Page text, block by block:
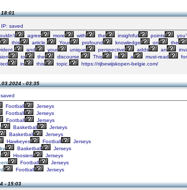
18:01
IP: saved
agree more with the insightful points
this article. Your profound knowledge on the
and your unique perspective adds an
to the discourse. This is a must-read for
in this topic. https://rijbewijskopen-belgie.com/
- 03:35
Football
Jerseys
Football
Jerseys
Football
Jerseys
Basketball
Jerseys
Basketball
Jerseys
Hawkeyes Football
Jerseys
Basketball
Jerseys
Hoosiers
Jerseys
Football
Jerseys
Football Jerseys
- 15:03